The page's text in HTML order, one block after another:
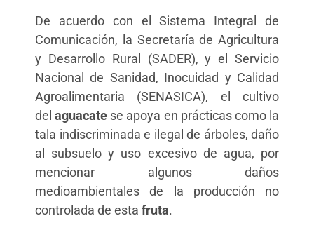
De acuerdo con el Sistema Integral de
Comunicación, la Secretaría de Agricultura
y Desarrollo Rural (SADER), y el Servicio
Nacional de Sanidad, Inocuidad y Calidad
Agroalimentaria (SENASICA), el cultivo
delaguacate se apoya en prácticas como la
tala indiscriminada e ilegal de árboles, daño
al subsuelo y uso excesivo de agua, por
mencionar algunos daños
medioambientales de la producción no
controlada de esta fruta.